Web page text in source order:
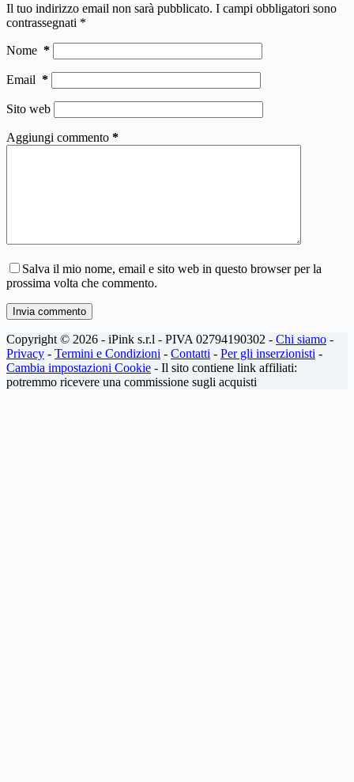
Il tuo indirizzo email non sarà pubblicato. I campi obbligatori sono
contrassegnati *
Nome *
Email *
Sito web
Aggiungi commento *
Salva il mio nome, email e sito web in questo browser per la
prossima volta che commento.
Invia commento
Copyright © 2026 - iPink s.r.l - PIVA 02794190302 - Chi siamo -
Privacy - Termini e Condizioni - Contatti - Per gli inserzionisti -
Cambia impostazioni Cookie - Il sito contiene link affiliati:
potremmo ricevere una commissione sugli acquisti